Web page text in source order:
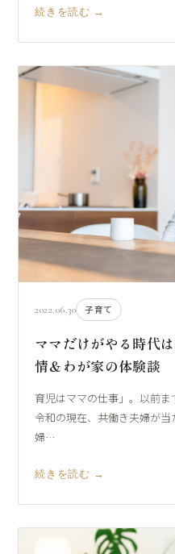
続きを読む →
2022.06.30 子育て
ママだけがやる時代
情＆わが家の体験談
育児はママの仕事」。以前ま
令和の現在、共働き夫婦が
婦…
続きを読む →